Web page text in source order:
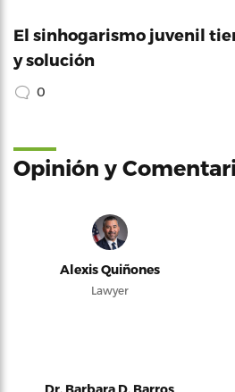
El sinhogarismo juvenil
y solución
0
Opinión y
Alexis Quiñones
Lawyer
Dr. Barbara D. Barros